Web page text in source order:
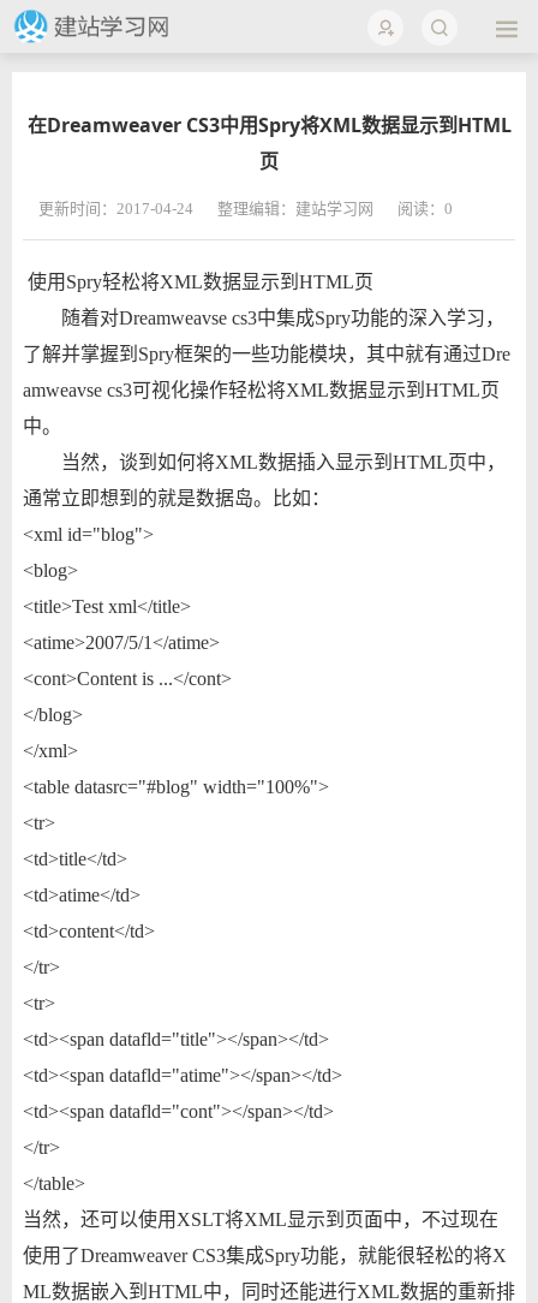
在Dreamweaver CS3中用Spry将XML数据显示到HTML
页
更新时间：2017-04-24 整理编辑：建站学习网 阅读： 0
使用Spry轻松将XML数据显示到HTML页
随着对Dreamweavse cs3中集成Spry功能的深入学习，
了解并掌握到Spry框架的一些功能模块，其中就有通过Dre
amweavse cs3可视化操作轻松将XML数据显示到HTML页
中。
当然，谈到如何将XML数据插入显示到HTML页中，
通常立即想到的就是数据岛。比如：
<xml id="blog">
<blog>
<title>Test xml</title>
<atime>2007/5/1</atime>
<cont>Content is ...</cont>
</blog>
</xml>
<table datasrc="#blog" width="100%">
<tr>
<td>title</td>
<td>atime</td>
<td>content</td>
</tr>
<tr>
<td><span datafld="title"></span></td>
<td><span datafld="atime"></span></td>
<td><span datafld="cont"></span></td>
</tr>
</table>
当然，还可以使用XSLT将XML显示到页面中，不过现在
使用了Dreamweaver CS3集成Spry功能，就能很轻松的将X
ML数据嵌入到HTML中，同时还能进行XML数据的重新排